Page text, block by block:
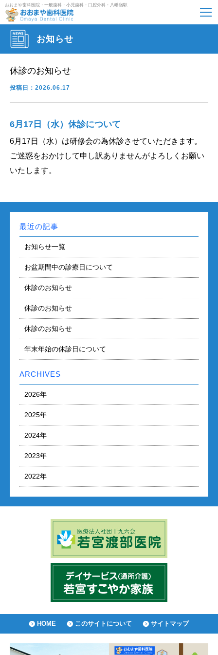
おおまや歯科医院・一般歯科・小児歯科・口腔外科・八幡宿駅
お知らせ
休診のお知らせ
投稿日：2026.06.17
6月17日（水）休診について
6月17日（水）は研修会の為休診させていただきます。
ご迷惑をおかけして申し訳ありませんがよろしくお願い
いたします。
最近の記事
お知らせ一覧
お盆期間中の診療日について
休診のお知らせ
休診のお知らせ
休診のお知らせ
年末年始の休診日について
ARCHIVES
2026年
2025年
2024年
2023年
2022年
HOME このサイトについて サイトマップ